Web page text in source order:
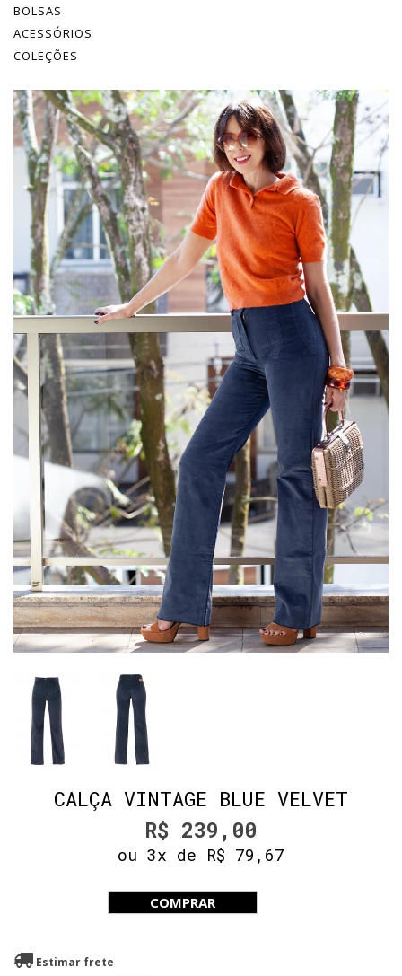
BOLSAS
ACESSÓRIOS
COLEÇÕES
CALÇA VINTAGE BLUE VELVET
R$ 239,00
ou 3x de R$ 79,67
COMPRAR
Estimar frete